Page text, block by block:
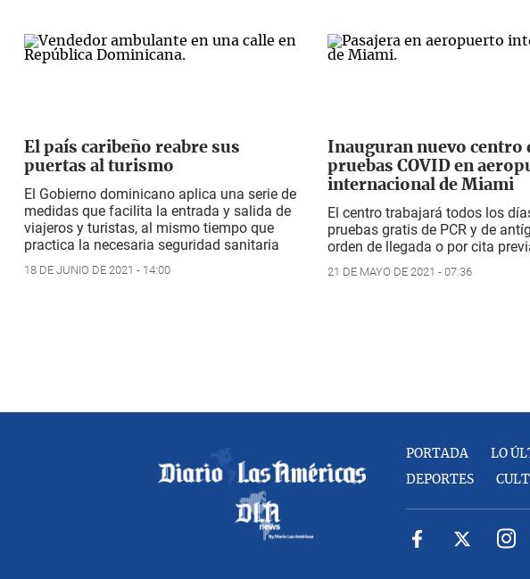
El país caribeño reabre sus
puertas al turismo
El Gobierno dominicano aplica una serie de
medidas que facilita la entrada y salida de
viajeros y turistas, al mismo tiempo que
practica la necesaria seguridad sanitaria
18 DE JUNIO DE 2021 - 14:00
Inauguran nuevo centro
pruebas COVID en
internacional de Miami
El centro trabajará todos los
pruebas gratis de PCR y de
orden de llegada o por cita
21 DE MAYO DE 2021 - 07:36
PORTADA LO
DEPORTES